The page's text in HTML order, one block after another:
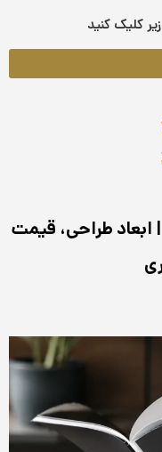
کلیک کنید
راهنمای کامل چاپ کاتالوگ A4 | ابعاد طراحی، قیمت